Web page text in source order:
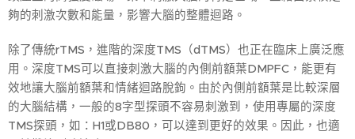
夠的刺激次數和能量，影響大腦的整體迴路。
除了傳統rTMS，進階的深度TMS（dTMS）也正在臨床上廣泛應
用。深度TMS可以直接刺激大腦的內側前額葉DMPFC，能更有
效地讓大腦前額葉和情緒迴路脫鉤。由於內側前額葉是比較深層
的大腦結構，一般的8字型探頭不容易刺激到，使用專屬的深度
TMS探頭，如：H1或DB80，可以達到更好的效果。因此，也適